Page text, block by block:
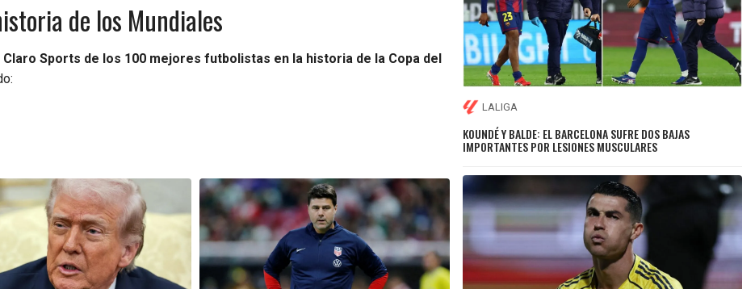
de los Mundiales
Sports de los 100 mejores futbolistas en la historia de la Copa del
LALIGA
KOUNDÉ Y BALDE: EL BARCELONA SUFRE DOS BAJAS
IMPORTANTES POR LESIONES MUSCULARES